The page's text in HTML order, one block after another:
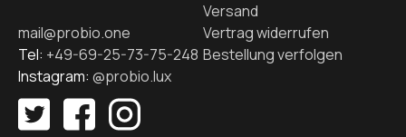
mail@probio.one
Tel: +49-69-25-73-75-248
Instagram: @probio.lux
Versand
Vertrag widerrufen
Bestellung verfolgen